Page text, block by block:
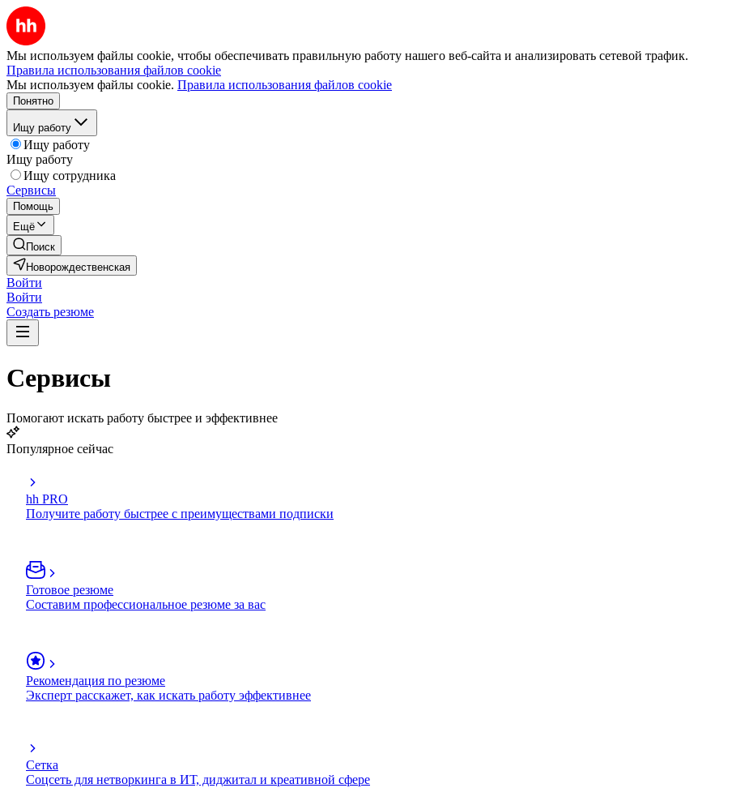
Мы используем файлы cookie, чтобы обеспечивать правильную работу нашего веб-сайта и анализировать сетевой трафик.
Правила использования файлов cookie
Мы используем файлы cookie. Правила использования файлов cookie
Понятно
Ищу работу
Ищу работу
Ищу работу
Ищу сотрудника
Сервисы
Помощь
Ещё
Поиск
Новорождественская
Войти
Войти
Создать резюме
Сервисы
Помогают искать работу быстрее и эффективнее
Популярное сейчас
hh PRO
Получите работу быстрее с преимуществами подписки
Готовое резюме
Составим профессиональное резюме за вас
Рекомендация по резюме
Эксперт расскажет, как искать работу эффективнее
Сетка
Соцсеть для нетворкинга в ИТ, диджитал и креативной сфере